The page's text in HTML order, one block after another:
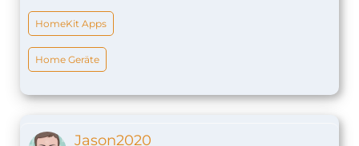
HomeKit Apps
Home Geräte
Jason2020